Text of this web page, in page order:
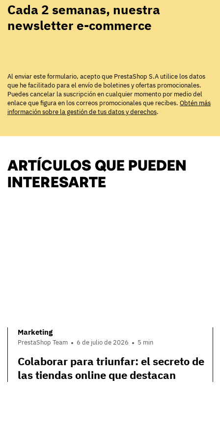
Cada 2 semanas, nuestra
newsletter e-commerce
Al enviar este formulario, acepto que PrestaShop S.A utilice los datos
que he facilitado para el envío de boletines y ofertas promocionales.
Puedes cancelar la suscripción en cualquier momento por medio del
enlace que figura en los correos promocionales que recibes. Obtén más
información sobre la gestión de tus datos y derechos.
ARTÍCULOS QUE PUEDEN
INTERESARTE
Marketing
PrestaShop Team 6 de julio de 2026 5 min
Colaborar para triunfar: el secreto de
las tiendas online que destacan